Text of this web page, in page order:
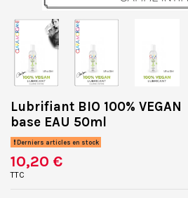
Lubrifiant BIO 100% VEGAN
base EAU 50ml
Derniers articles en stock
10,20 €
TTC